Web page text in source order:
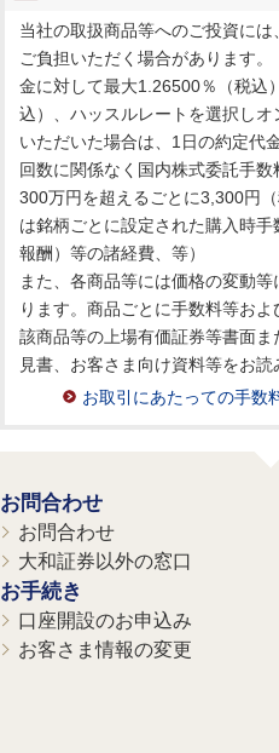
当社の取扱商品等へのご投資に
ご負担いただく場合があります
金に対して最大1.26500％（税込
込）、ハッスルレートを選択しオ
いただいた場合は、1日の約定代
回数に関係なく国内株式委託手数
300万円を超えるごとに3,300円
は銘柄ごとに設定された購入時
報酬）等の諸経費、等）
また、各商品等には価格の変動
ります。商品ごとに手数料等お
該商品等の上場有価証券等書面
見書、お客さま向け資料等をお読
お取引にあたっての手数
お問合わせ
お問合わせ
大和証券以外の窓口
お手続き
口座開設のお申込み
お客さま情報の変更